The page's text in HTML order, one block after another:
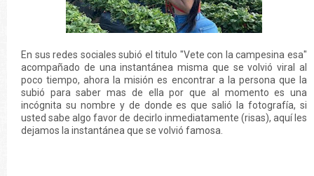
En sus redes sociales subió el titulo "Vete con la campesina esa"
acompañado de una instantánea misma que se volvió viral al
poco tiempo, ahora la misión es encontrar a la persona que la
subió para saber mas de ella por que al momento es una
incógnita su nombre y de donde es que salió la fotografía, si
usted sabe algo favor de decirlo inmediatamente (risas), aquí les
dejamos la instantánea que se volvió famosa.